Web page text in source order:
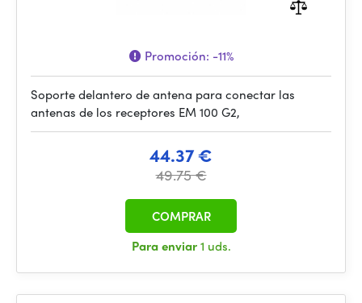
Promoción: -11%
Soporte delantero de antena para conectar las
antenas de los receptores EM 100 G2,
44.37 €
49.75 €
Para enviar1 uds.
COMPRAR